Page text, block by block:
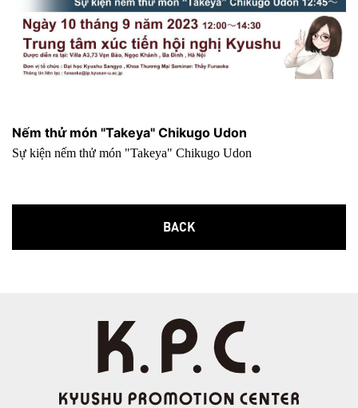
Nếm thử món "Takeya" Chikugo Udon
Sự kiện nếm thử món "Takeya" Chikugo Udon
BACK